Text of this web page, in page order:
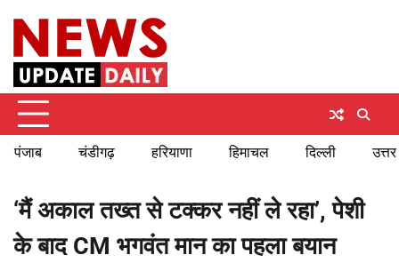
content
पंजाब चंडीगढ़ हरियाणा हिमाचल दिल्ली
‘मैं अकाल तख्त से टक्कर नहीं ले रहा’, पेशी
के बाद CM भगवंत मान का पहला बयान